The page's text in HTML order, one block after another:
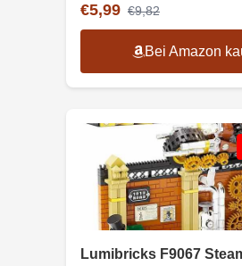
€5,99 €9,82
Bei Amazon
Lumibricks F9067